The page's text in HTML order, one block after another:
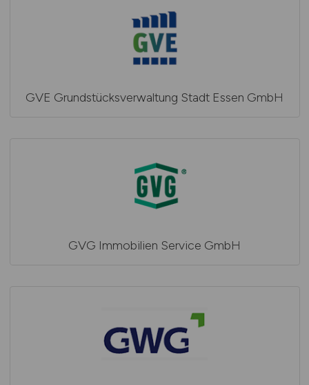
GVE Grundstücksverwaltung Stadt Essen GmbH
GVG Immobilien Service GmbH